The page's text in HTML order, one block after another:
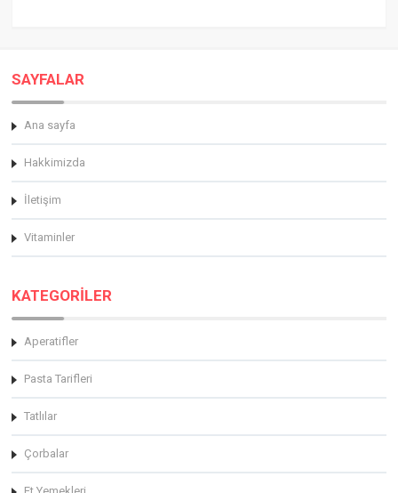
SAYFALAR
Ana sayfa
Hakkimizda
İletişim
Vitaminler
KATEGORİLER
Aperatifler
Pasta Tarifleri
Tatlılar
Çorbalar